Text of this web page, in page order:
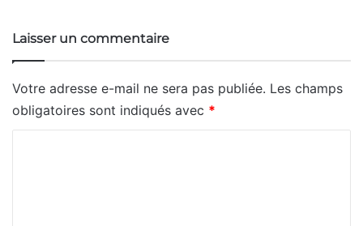
Laisser un commentaire
Votre adresse e-mail ne sera pas publiée. Les champs
obligatoires sont indiqués avec *